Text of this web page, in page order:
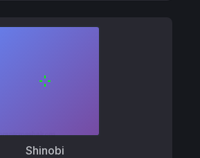
Shinobi